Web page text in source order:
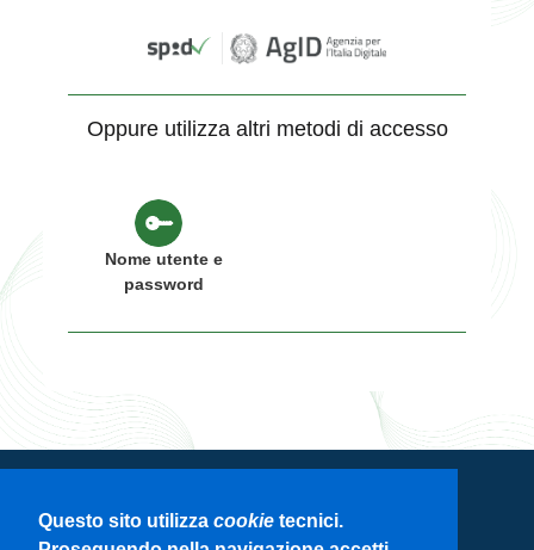
Questo sito utilizza cookie tecnici.
Oppure utilizza altri metodi di accesso
Nome utente e
password
Servizio di autenticazione di Regione
Lombardia